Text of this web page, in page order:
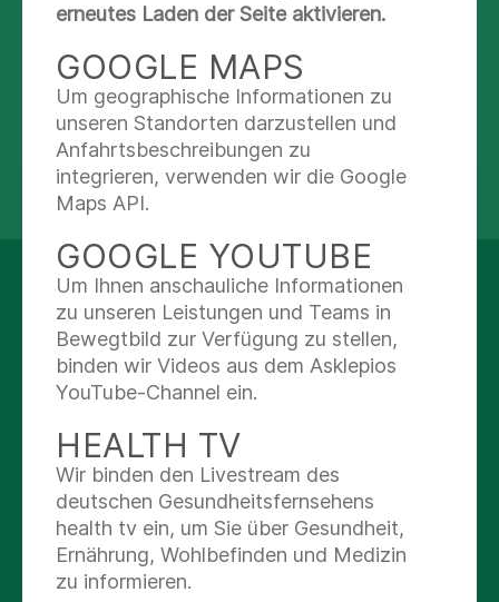
IRENA
Therapieangebote
teilen
AUF DEM LAUFENDEN
BLEIBEN
Facebook
X
Youtube
erneutes Laden der Seite aktivieren.
GOOGLE MAPS
Um geographische Informationen zu
unseren Standorten darzustellen und
Anfahrtsbeschreibungen zu
integrieren, verwenden wir die Google
Maps API.
GOOGLE YOUTUBE
Um Ihnen anschauliche Informationen
zu unseren Leistungen und Teams in
Bewegtbild zur Verfügung zu stellen,
binden wir Videos aus dem Asklepios
YouTube-Channel ein.
HEALTH TV
Wir binden den Livestream des
deutschen Gesundheitsfernsehens
health tv ein, um Sie über Gesundheit,
Ernährung, Wohlbefinden und Medizin
zu informieren.